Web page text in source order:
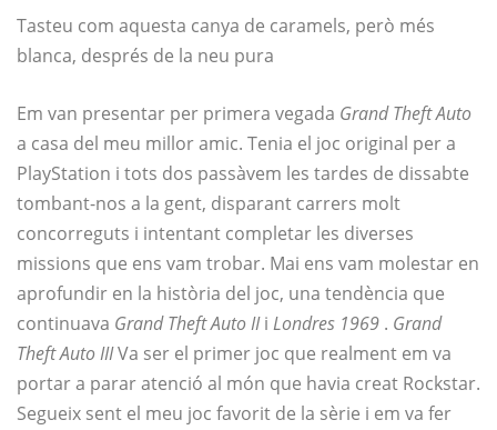
Tasteu com aquesta canya de caramels, però més
blanca, després de la neu pura
Em van presentar per primera vegada Grand Theft Auto
a casa del meu millor amic. Tenia el joc original per a
PlayStation i tots dos passàvem les tardes de dissabte
tombant-nos a la gent, disparant carrers molt
concorreguts i intentant completar les diverses
missions que ens vam trobar. Mai ens vam molestar en
aprofundir en la història del joc, una tendència que
continuava Grand Theft Auto IIi Londres 1969 . Grand
Theft Auto IIIVa ser el primer joc que realment em va
portar a parar atenció al món que havia creat Rockstar.
Segueix sent el meu joc favorit de la sèrie i em va fer